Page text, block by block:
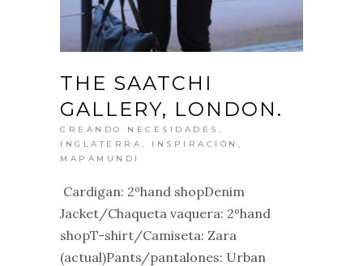
THE SAATCHI
GALLERY, LONDON.
CREANDO NECESIDADES ,
INGLATERRA , INSPIRACIÓN ,
MAPAMUNDI
Cardigan: 2ºhand shopDenim
Jacket/Chaqueta vaquera: 2ºhand
shopT-shirt/Camiseta: Zara
(actual)Pants/pantalones: Urban